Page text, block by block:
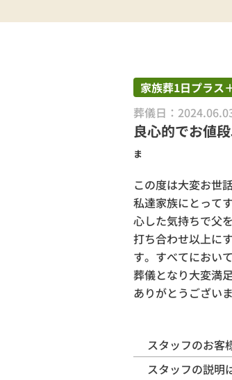
家族葬1日プラス
葬儀日：
良心的でお値
ま
この度は大変お世
私達家族にとって
心した気持ちで父
打ち合わせ以上に
す。すべてにおい
葬儀となり大変満
ありがとうございま
スタッフのお客
スタッフの説明